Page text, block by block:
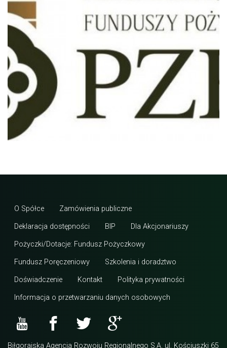
O Spółce Zamówienia publiczne
Deklaracja dostępności BIP Dla Akcjonariuszy
Pożyczki/Dotacje: Fundusz Pożyczkowy
Fundusz Poręczeniowy Szkolenia i doradztwo
Doświadczenie Kontakt Polityka prywatności
Informacja o przetwarzaniu danych osobowych
Biłgorajska Agencja Rozwoju Regionalnego S.A. ul. Kościuszki 65